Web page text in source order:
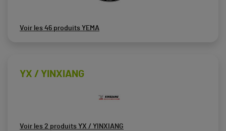
Voir les 46 produits YEMA
YX / YINXIANG
Voir les 2 produits YX / YINXIANG